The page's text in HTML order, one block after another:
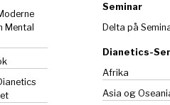
Mental
Seminar
Delta på
Dianetics-
Afrika
Asia og